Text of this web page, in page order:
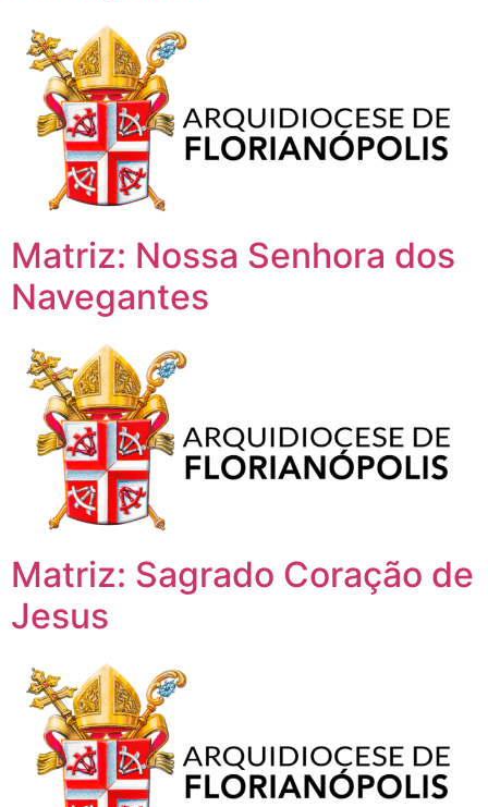
Matriz: Nossa Senhora dos
Navegantes
Matriz: Sagrado Coração de
Jesus